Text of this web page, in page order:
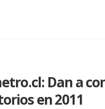
Dan a
en 2011